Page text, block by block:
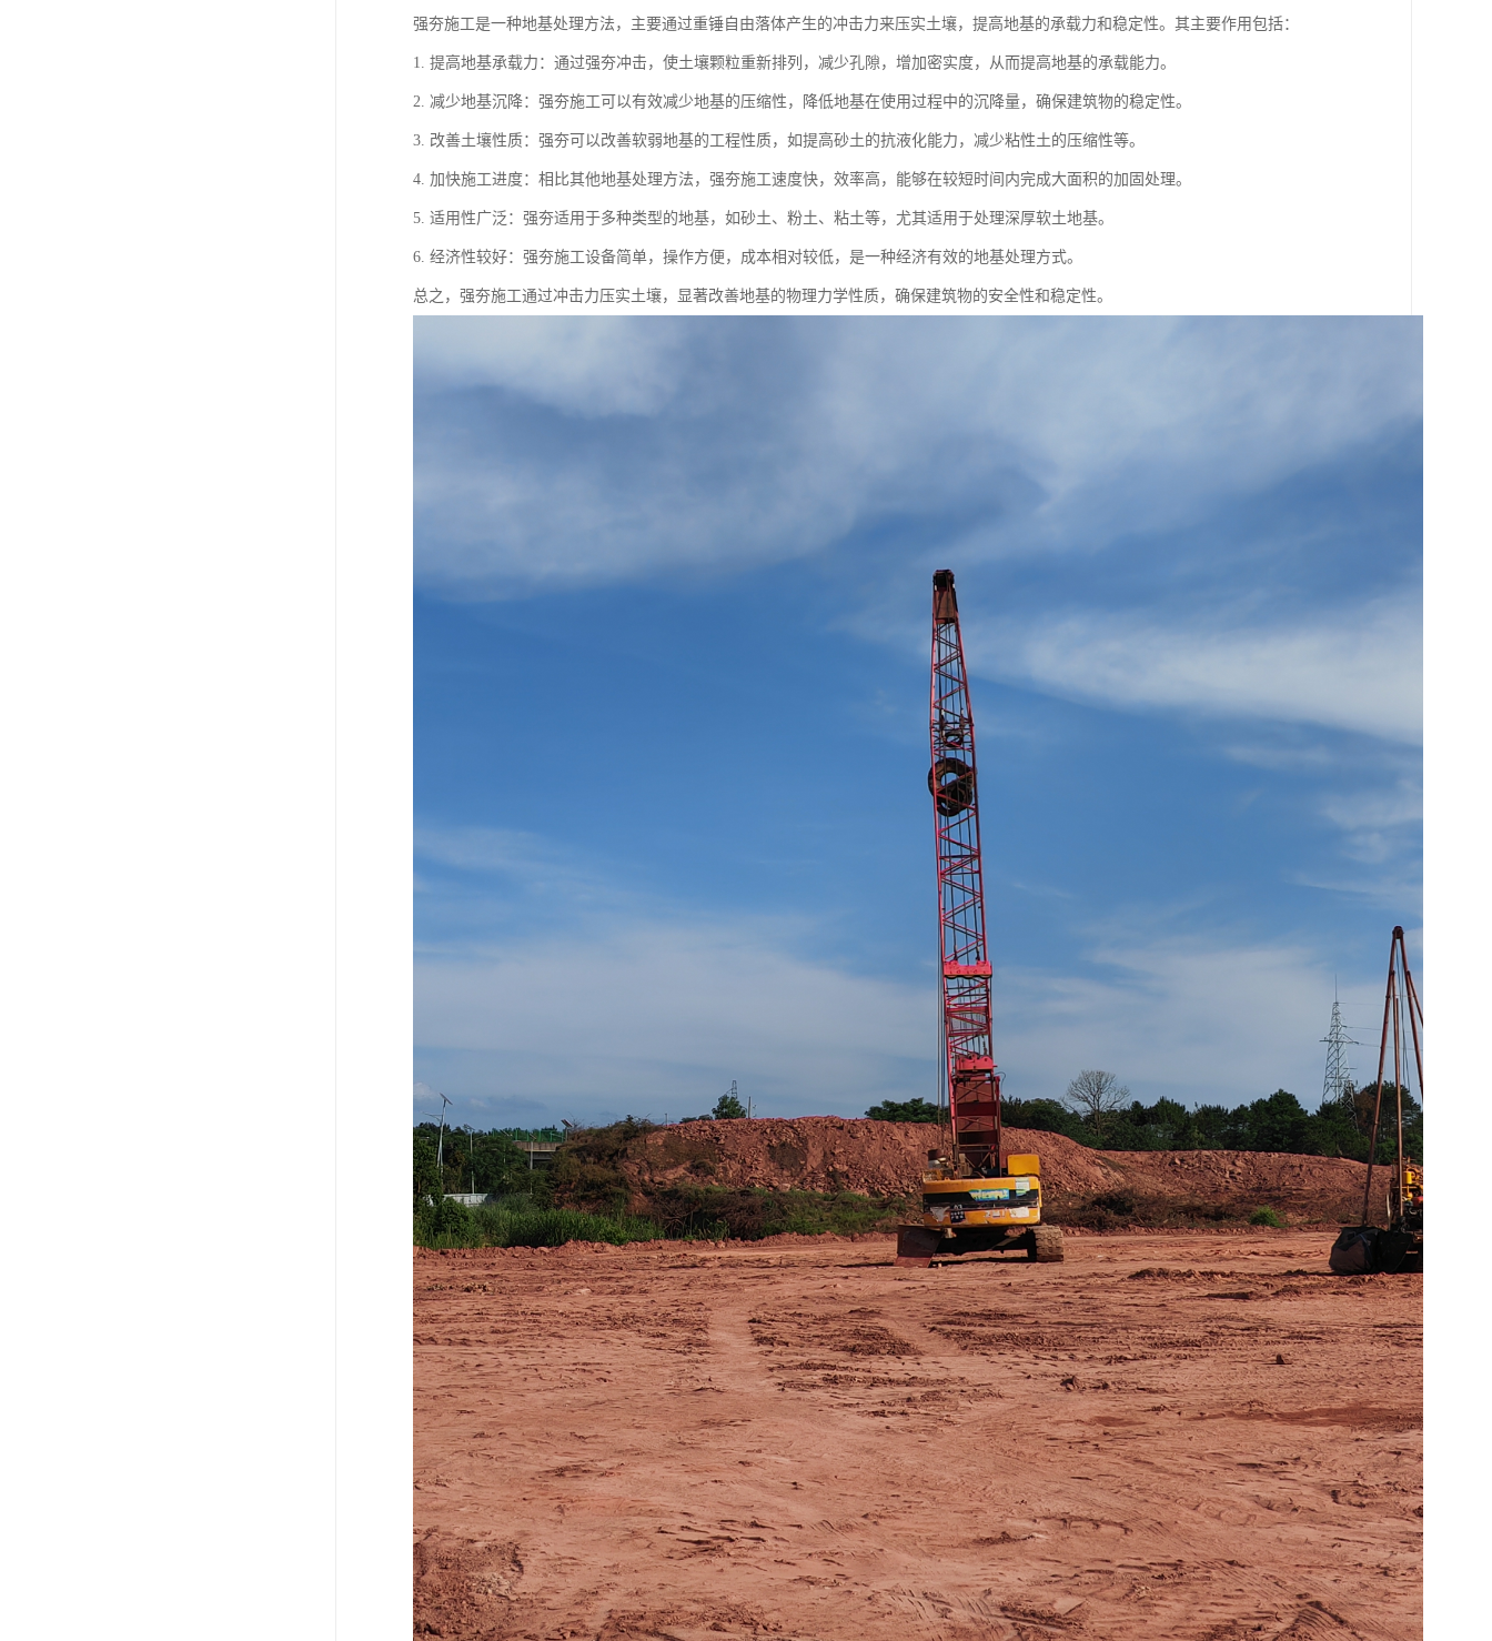
强夯施工是一种地基处理方法，主要通过重锤自由落体产生的冲击力来压实土壤，提高地基的承载力和稳定性。其主要作用包括：
1. 提高地基承载力：通过强夯冲击，使土壤颗粒重新排列，减少孔隙，增加密实度，从而提高地基的承载能力。
2. 减少地基沉降：强夯施工可以有效减少地基的压缩性，降低地基在使用过程中的沉降量，确保建筑物的稳定性。
3. 改善土壤性质：强夯可以改善软弱地基的工程性质，如提高砂土的抗液化能力，减少粘性土的压缩性等。
4. 加快施工进度：相比其他地基处理方法，强夯施工速度快，效率高，能够在较短时间内完成大面积的加固处理。
5. 适用性广泛：强夯适用于多种类型的地基，如砂土、粉土、粘土等，尤其适用于处理深厚软土地基。
6. 经济性较好：强夯施工设备简单，操作方便，成本相对较低，是一种经济有效的地基处理方式。
总之，强夯施工通过冲击力压实土壤，显著改善地基的物理力学性质，确保建筑物的安全性和稳定性。